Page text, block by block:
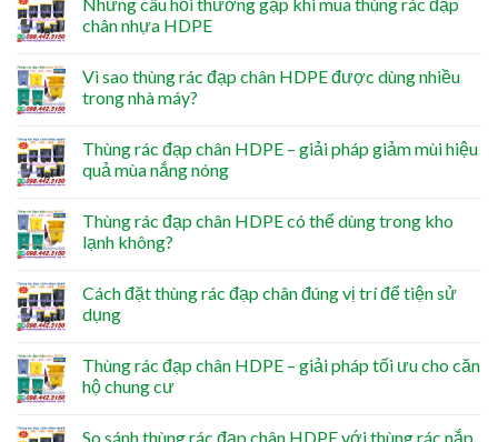
chân nhựa HDPE
Vì sao thùng rác đạp chân HDPE được dùng nhiều
trong nhà máy?
Thùng rác đạp chân HDPE – giải pháp giảm mùi hiệu
quả mùa nắng nóng
Thùng rác đạp chân HDPE có thể dùng trong kho
lạnh không?
Cách đặt thùng rác đạp chân đúng vị trí để tiện sử
dụng
Thùng rác đạp chân HDPE – giải pháp tối ưu cho căn
hộ chung cư
So sánh thùng rác đạp chân HDPE với thùng rác nắp